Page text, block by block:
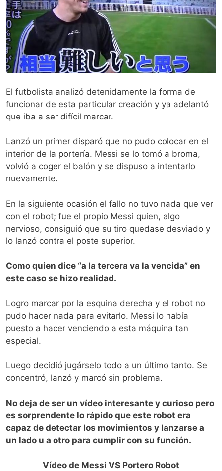
El futbolista analizó detenidamente la forma de
funcionar de esta particular creación y ya adelantó
que iba a ser difícil marcar.
Lanzó un primer disparó que no pudo colocar en el
interior de la portería. Messi se lo tomó a broma,
volvió a coger el balón y se dispuso a intentarlo
nuevamente.
En la siguiente ocasión el fallo no tuvo nada que ver
con el robot; fue el propio Messi quien, algo
nervioso, consiguió que su tiro quedase desviado y
lo lanzó contra el poste superior.
Como quien dice “a la tercera va la vencida” en
este caso se hizo realidad.
Logro marcar por la esquina derecha y el robot no
pudo hacer nada para evitarlo. Messi lo había
puesto a hacer venciendo a esta máquina tan
especial.
Luego decidió jugárselo todo a un último tanto. Se
concentró, lanzó y marcó sin problema.
No deja de ser un vídeo interesante y curioso pero
es sorprendente lo rápido que este robot era
capaz de detectar los movimientos y lanzarse a
un lado u a otro para cumplir con su función.
Vídeo de Messi VS Portero Robot